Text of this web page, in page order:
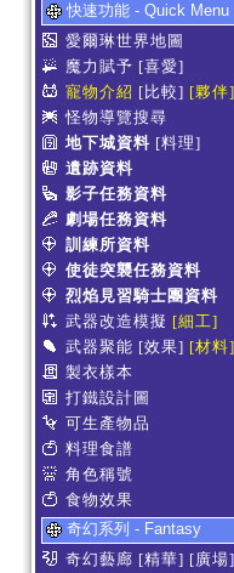
快速功能 - Quick Menu
愛爾琳世界地圖
魔力賦予 [喜愛]
寵物介紹 [比較] [夥伴]
怪物導覽搜尋
地下城資料 [料理]
遺跡資料
影子任務資料
劇場任務資料
訓練所資料
使徒突襲任務資料
烈焰見習騎士團資料
武器改造模擬 [細工]
武器聚能 [效果] [材料]
製衣樣本
打鐵設計圖
可生產物品
料理食譜
角色稱號
食物效果
奇幻系列 - Fantasy
奇幻藝廊 [精華] [廣場]